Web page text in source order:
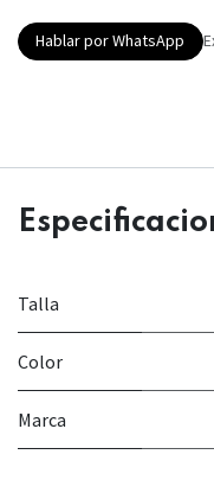
Hablar por WhatsApp
Talla
Color
Marca